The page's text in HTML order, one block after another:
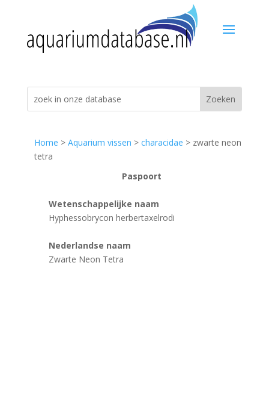
Home > Aquarium vissen > characidae > zwarte neon
tetra
Paspoort
Wetenschappelijke naam
Hyphessobrycon herbertaxelrodi
Nederlandse naam
Zwarte Neon Tetra